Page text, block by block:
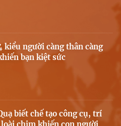
kiểu người càng thân càng
bạn kiệt sức
biết chế tạo công cụ, trí